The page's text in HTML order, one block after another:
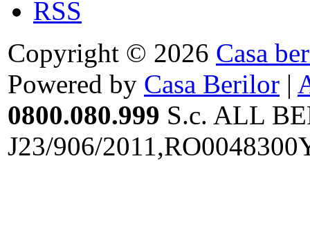
RSS
Copyright © 2026 Casa
Powered by Casa Berilor |
0800.080.999 S.c. ALL
J23/906/